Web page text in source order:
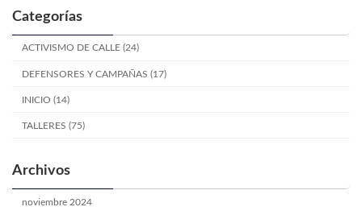
Categorías
ACTIVISMO DE CALLE (24)
DEFENSORES Y CAMPAÑAS (17)
INICIO (14)
TALLERES (75)
Archivos
noviembre 2024